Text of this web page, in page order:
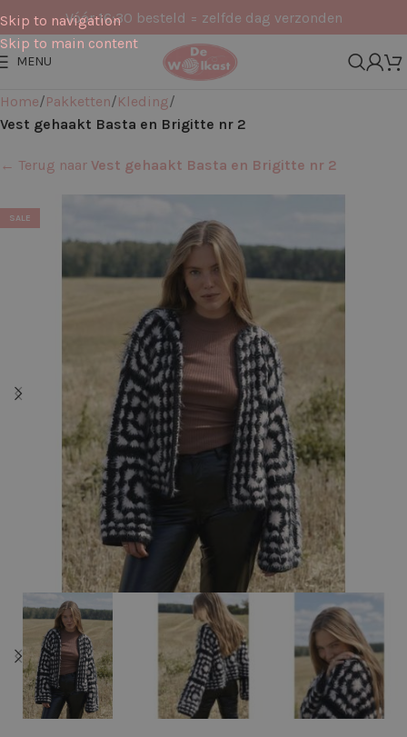
Skip to navigation
Skip to main content
Vóór 16:30 besteld = zelfde dag verzonden
MENU
Home Pakketten Kleding
Vest gehaakt Basta en Brigitte nr 2
← Terug naar Vest gehaakt Basta en Brigitte nr 2
SALE